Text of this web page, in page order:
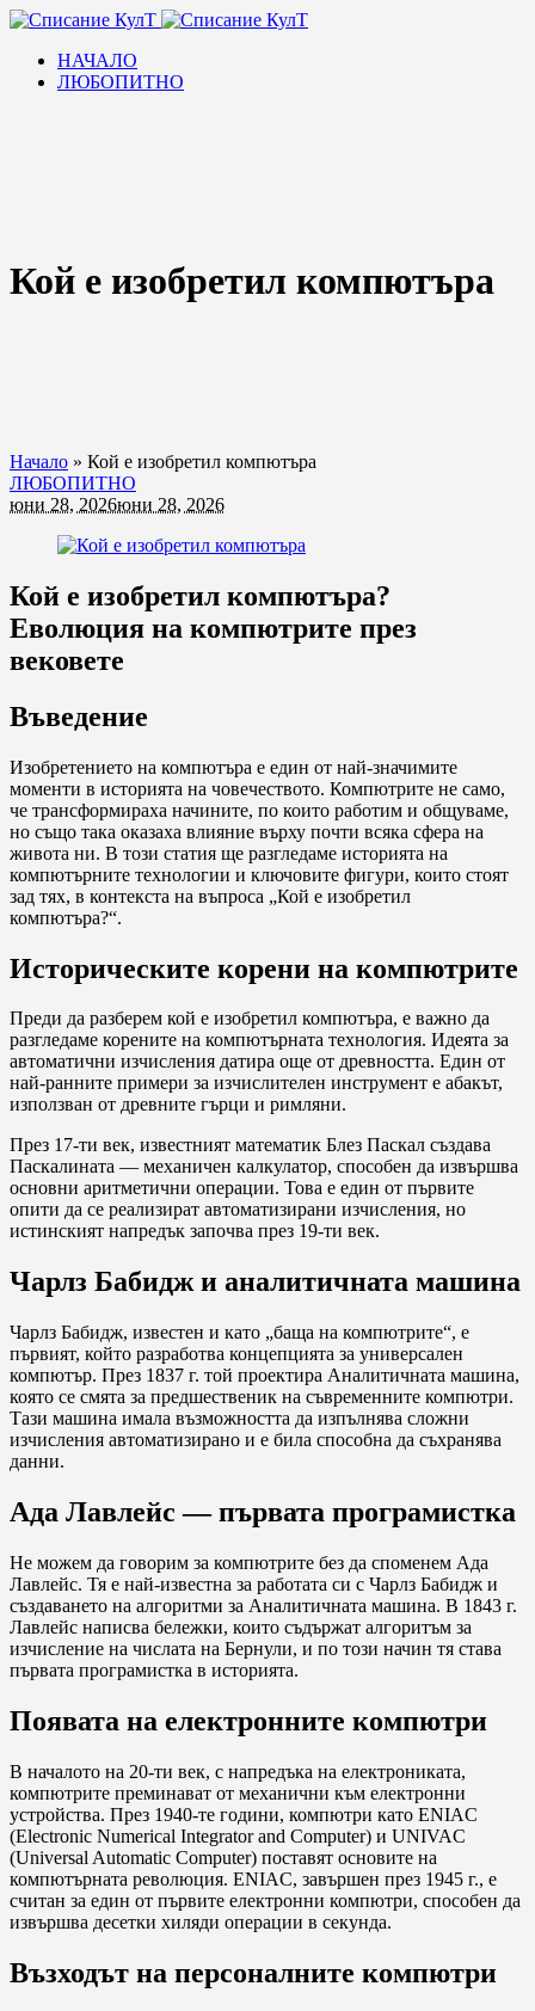
НАЧАЛО
ЛЮБОПИТНО
Кой е изобретил компютъра
Начало » Кой е изобретил компютъра
ЛЮБОПИТНО
юни 28, 2026юни 28, 2026
Кой е изобретил компютъра?
Еволюция на компютрите през
вековете
Въведение
Изобретението на компютъра е един от най-значимите
моменти в историята на човечеството. Компютрите не само,
че трансформираха начините, по които работим и общуваме,
но също така оказаха влияние върху почти всяка сфера на
живота ни. В този статия ще разгледаме историята на
компютърните технологии и ключовите фигури, които стоят
зад тях, в контекста на въпроса „Кой е изобретил
компютъра?“.
Историческите корени на компютрите
Преди да разберем кой е изобретил компютъра, е важно да
разгледаме корените на компютърната технология. Идеята за
автоматични изчисления датира още от древността. Един от
най-ранните примери за изчислителен инструмент е абакът,
използван от древните гърци и римляни.
През 17-ти век, известният математик Блез Паскал създава
Паскалината — механичен калкулатор, способен да извършва
основни аритметични операции. Това е един от първите
опити да се реализират автоматизирани изчисления, но
истинският напредък започва през 19-ти век.
Чарлз Бабидж и аналитичната машина
Чарлз Бабидж, известен и като „баща на компютрите“, е
първият, който разработва концепцията за универсален
компютър. През 1837 г. той проектира Аналитичната машина,
която се смята за предшественик на съвременните компютри.
Тази машина имала възможността да изпълнява сложни
изчисления автоматизирано и е била способна да съхранява
данни.
Ада Лавлейс — първата програмистка
Не можем да говорим за компютрите без да споменем Ада
Лавлейс. Тя е най-известна за работата си с Чарлз Бабидж и
създаването на алгоритми за Аналитичната машина. В 1843 г.
Лавлейс написва бележки, които съдържат алгоритъм за
изчисление на числата на Бернули, и по този начин тя става
първата програмистка в историята.
Появата на електронните компютри
В началото на 20-ти век, с напредъка на електрониката,
компютрите преминават от механични към електронни
устройства. През 1940-те години, компютри като ENIAC
(Electronic Numerical Integrator and Computer) и UNIVAC
(Universal Automatic Computer) поставят основите на
компютърната революция. ENIAC, завършен през 1945 г., е
считан за един от първите електронни компютри, способен да
извършва десетки хиляди операции в секунда.
Възходът на персоналните компютри